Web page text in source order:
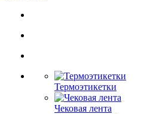
Термоэтикетки
Чековая лента